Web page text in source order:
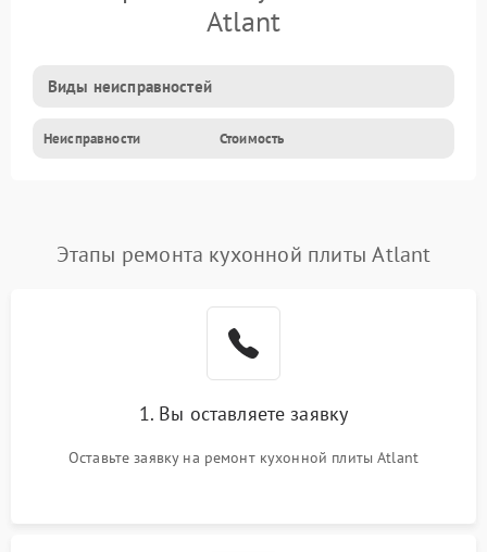
Atlant
Виды неисправностей
Неисправности Стоимость
Этапы ремонта кухонной плиты Atlant
1. Вы оставляете заявку
Оставьте заявку на ремонт кухонной плиты Atlant